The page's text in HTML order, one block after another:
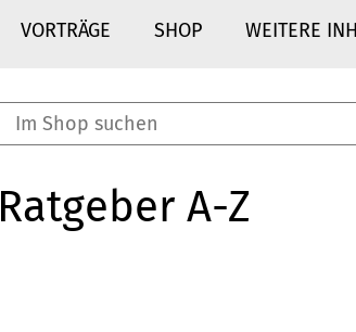
VORTRÄGE SHOP WEITERE
Ratgeber A-Z